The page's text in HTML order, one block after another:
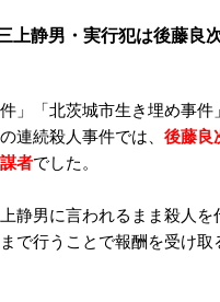
上静男・実行犯は後藤良
件」「北茨城市生き埋め事
連続殺人事件では、 後藤良
者でした。
静男に言われるまま殺人を
で行うことで報酬を受け取